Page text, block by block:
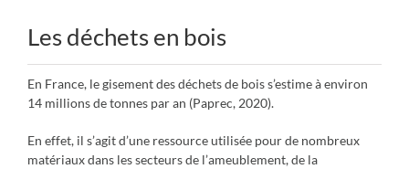
Les déchets en bois
En France, le gisement des déchets de bois s’estime à environ
14 millions de tonnes par an (Paprec, 2020).
En effet, il s’agit d’une ressource utilisée pour de nombreux
matériaux dans les secteurs de l’ameublement, de la